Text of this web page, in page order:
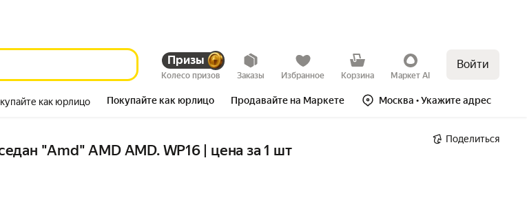
Призы
Колесо призов Заказы Избранное Корзина Маркет AI
Войти
как юрлицо Покупайте как юрлицо Продавайте на Маркете Москва • Укажите адрес
"Amd" AMD AMD. WP16 | цена за 1 шт
Поделиться